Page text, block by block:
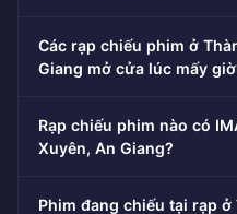
Các rạp chiếu phim ở
Giang mở cửa lúc mấy
Rạp chiếu phim nào có
Xuyên, An Giang?
Phim đang chiếu tại rạp